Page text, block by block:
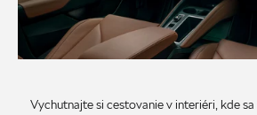
Vychutnajte si cestovanie v interiéri, kde